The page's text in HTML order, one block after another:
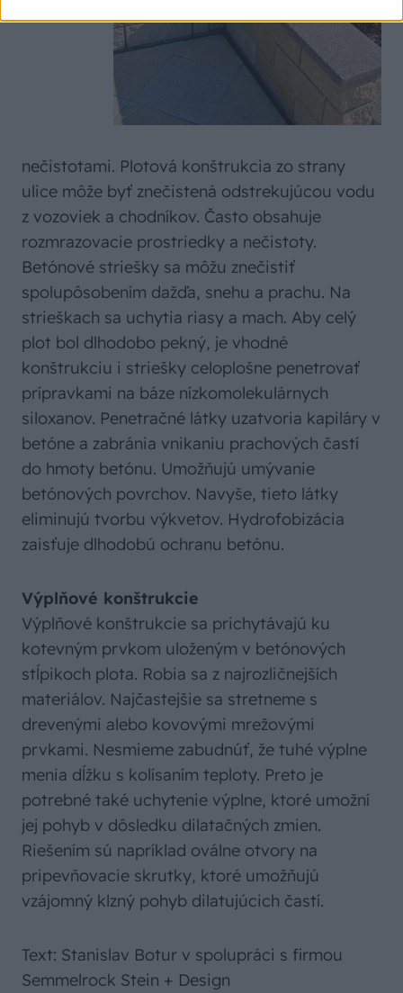
nečistotami. Plotová konštrukcia zo strany
ulice môže byť znečistená odstrekujúcou vodu
z vozoviek a chodníkov. Často obsahuje
rozmrazovacie prostriedky a nečistoty.
Betónové striešky sa môžu znečistiť
spolupôsobením dažďa, snehu a prachu. Na
strieškach sa uchytia riasy a mach. Aby celý
plot bol dlhodobo pekný, je vhodné
konštrukciu i striešky celoplošne penetrovať
prípravkami na báze nízkomolekulárnych
siloxanov. Penetračné látky uzatvoria kapiláry v
betóne a zabránia vnikaniu prachových častí
do hmoty betónu. Umožňujú umývanie
betónových povrchov. Navyše, tieto látky
eliminujú tvorbu výkvetov. Hydrofobizácia
zaisťuje dlhodobú ochranu betónu.
Výplňové konštrukcie
Výplňové konštrukcie sa prichytávajú ku
kotevným prvkom uloženým v betónových
stĺpikoch plota. Robia sa z najrozličnejších
materiálov. Najčastejšie sa stretneme s
drevenými alebo kovovými mrežovými
prvkami. Nesmieme zabudnúť, že tuhé výplne
menia dĺžku s kolísaním teploty. Preto je
potrebné také uchytenie výplne, ktoré umožní
jej pohyb v dôsledku dilatačných zmien.
Riešením sú napríklad oválne otvory na
pripevňovacie skrutky, ktoré umožňujú
vzájomný klzný pohyb dilatujúcich častí.
Text: Stanislav Botur v spolupráci s firmou
Semmelrock Stein + Design